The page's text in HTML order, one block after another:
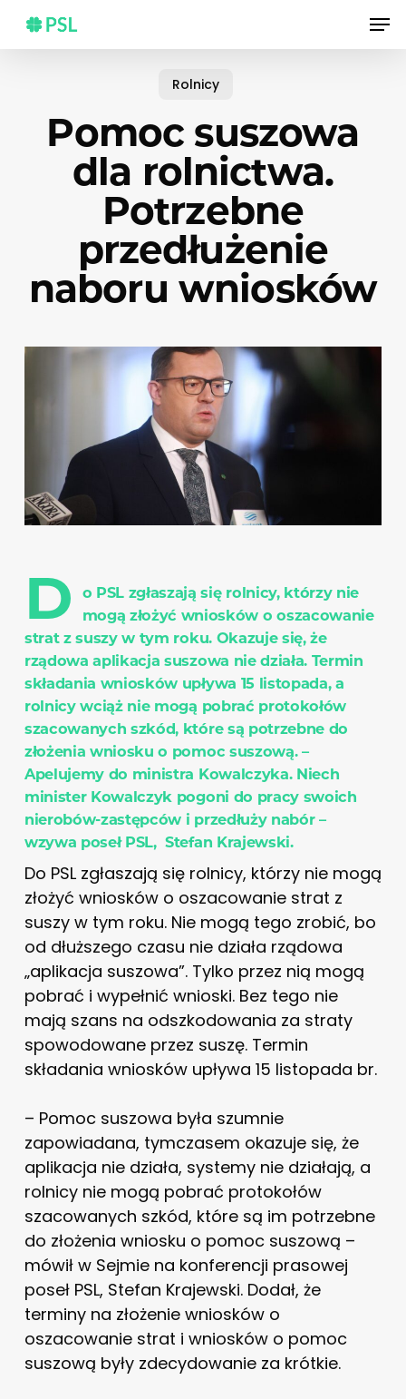
main
Rolnicy
Pomoc suszowa
dla rolnictwa.
Potrzebne
przedłużenie
naboru wniosków
D
o PSL zgłaszają się rolnicy, którzy nie
mogą złożyć wniosków o oszacowanie
strat z suszy w tym roku. Okazuje się, że
rządowa aplikacja suszowa nie działa. Termin
składania wniosków upływa 15 listopada, a
rolnicy wciąż nie mogą pobrać protokołów
szacowanych szkód, które są potrzebne do
złożenia wniosku o pomoc suszową. –
Apelujemy do ministra Kowalczyka. Niech
minister Kowalczyk pogoni do pracy swoich
nierobów-zastępców i przedłuży nabór –
wzywa poseł PSL, Stefan Krajewski.
Do PSL zgłaszają się rolnicy, którzy nie mogą
złożyć wniosków o oszacowanie strat z
suszy w tym roku. Nie mogą tego zrobić, bo
od dłuższego czasu nie działa rządowa
„aplikacja suszowa”. Tylko przez nią mogą
pobrać i wypełnić wnioski. Bez tego nie
mają szans na odszkodowania za straty
spowodowane przez suszę. Termin
składania wniosków upływa 15 listopada br.
– Pomoc suszowa była szumnie
zapowiadana, tymczasem okazuje się, że
aplikacja nie działa, systemy nie działają, a
rolnicy nie mogą pobrać protokołów
szacowanych szkód, które są im potrzebne
do złożenia wniosku o pomoc suszową –
mówił w Sejmie na konferencji prasowej
poseł PSL, Stefan Krajewski. Dodał, że
terminy na złożenie wniosków o
oszacowanie strat i wniosków o pomoc
suszową były zdecydowanie za krótkie.